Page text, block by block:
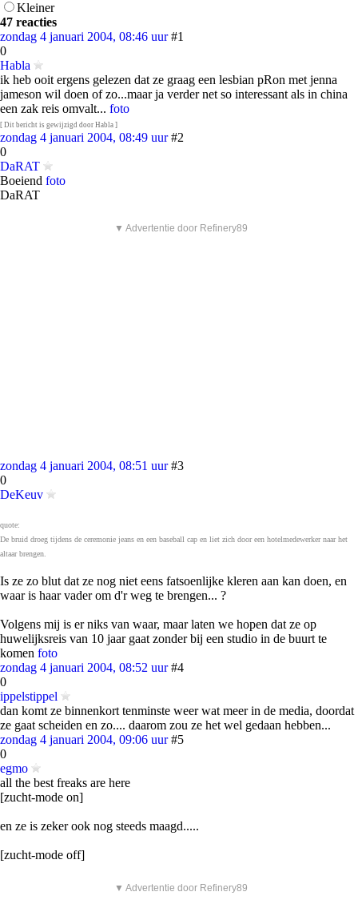
Kleiner
47 reacties
zondag 4 januari 2004, 08:46 uur #1
0
Habla
ik heb ooit ergens gelezen dat ze graag een lesbian pRon met jenna
jameson wil doen of zo...maar ja verder net so interessant als in china
een zak reis omvalt... foto
[ Dit bericht is gewijzigd door Habla ]
zondag 4 januari 2004, 08:49 uur #2
0
DaRAT
Boeiend foto
DaRAT
▼ Advertentie door Refinery89
zondag 4 januari 2004, 08:51 uur #3
0
DeKeuv
quote:
De bruid droeg tijdens de ceremonie jeans en een baseball cap en liet zich door een hotelmedewerker naar het
altaar brengen.
Is ze zo blut dat ze nog niet eens fatsoenlijke kleren aan kan doen, en
waar is haar vader om d'r weg te brengen... ?
Volgens mij is er niks van waar, maar laten we hopen dat ze op
huwelijksreis van 10 jaar gaat zonder bij een studio in de buurt te
komen foto
zondag 4 januari 2004, 08:52 uur #4
0
ippelstippel
dan komt ze binnenkort tenminste weer wat meer in de media, doordat
ze gaat scheiden en zo.... daarom zou ze het wel gedaan hebben...
zondag 4 januari 2004, 09:06 uur #5
0
egmo
all the best freaks are here
[zucht-mode on]
en ze is zeker ook nog steeds maagd.....
[zucht-mode off]
▼ Advertentie door Refinery89